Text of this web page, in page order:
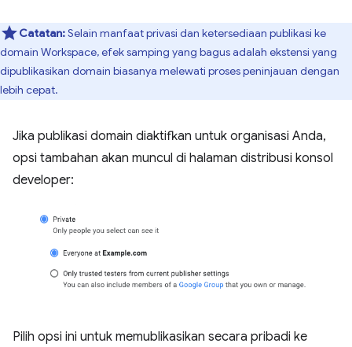
Catatan:Selain manfaat privasi dan ketersediaan publikasi ke
domain Workspace, efek samping yang bagus adalah ekstensi yang
dipublikasikan domain biasanya melewati proses peninjauan dengan
lebih cepat.
Jika publikasi domain diaktifkan untuk organisasi Anda,
opsi tambahan akan muncul di halaman distribusi konsol
developer:
Pilih opsi ini untuk memublikasikan secara pribadi ke